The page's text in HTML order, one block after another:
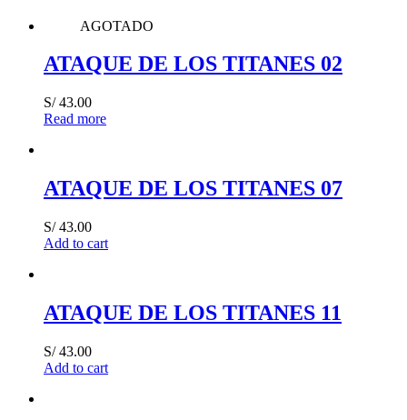
AGOTADO
ATAQUE DE LOS TITANES 02
S/43.00
Read more
ATAQUE DE LOS TITANES 07
S/43.00
Add to cart
ATAQUE DE LOS TITANES 11
S/43.00
Add to cart